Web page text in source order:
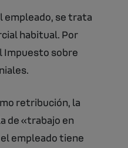
empleado, se trata
habitual. Por
Impuesto sobre
retribución, la
de «trabajo en
empleado tiene